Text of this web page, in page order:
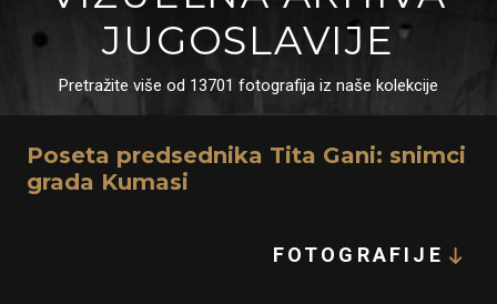
JUGOSLAVIJE
Pretražite više od 13701 fotografija iz naše kolekcije
Poseta predsednika Tita Gani: snimci
grada Kumasi
FOTOGRAFIJE